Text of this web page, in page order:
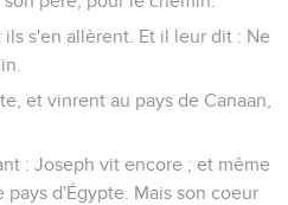
ils s'en allèrent. Et il leur dit : Ne
et vinrent au pays de Canaan,
: Joseph vit encore ; et même
d'Égypte. Mais son coeur